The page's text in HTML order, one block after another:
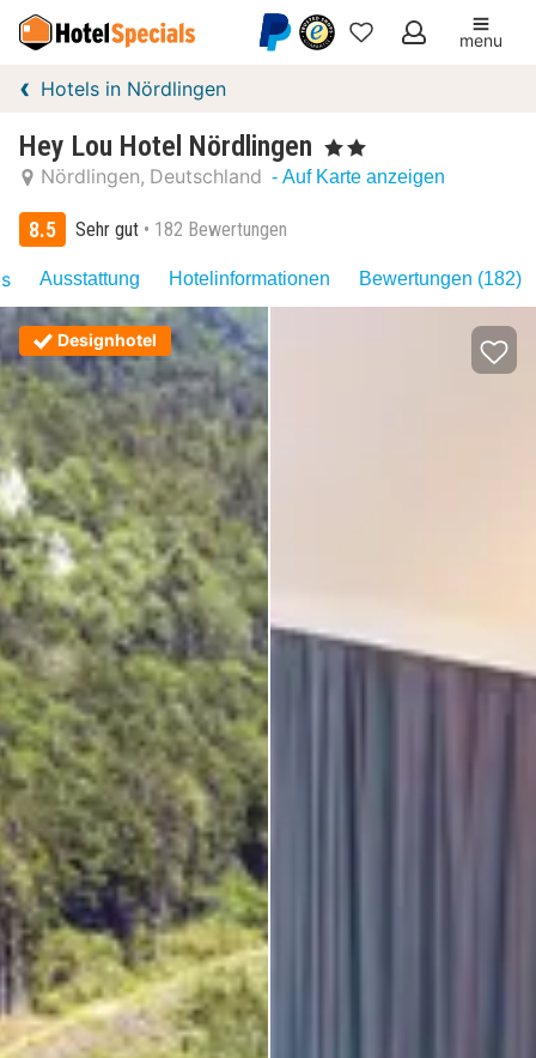
Meine
menu
Hotels in Nördlingen
Hey Lou Hotel Nördlingen , 2 Sterne
Nördlingen Deutschland - Auf Karte anzeigen
8.5 Sehr gut 182 Bewertungen
Ausstattung Hotelinformationen Bewertungen (182)
Designhotel